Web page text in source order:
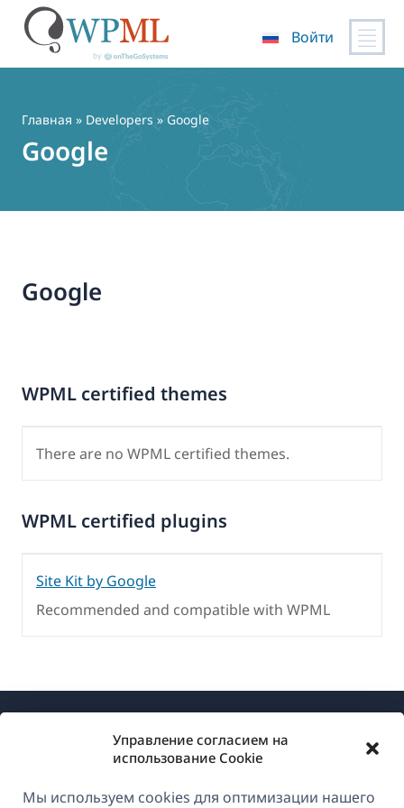
Управление согласием на
использование Cookie
Мы используем cookies для оптимизации нашего
содержимому
Войти
Главная » Developers » Google
Google
Google
WPML certified themes
There are no WPML certified themes.
WPML certified plugins
Site Kit by Google
Recommended and compatible with WPML